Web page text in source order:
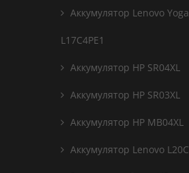
Аккумулятор Lenovo
L17C4PE1
Аккумулятор HP SR04XL
Аккумулятор HP SR03XL
Аккумулятор HP MB04XL
Аккумулятор Lenovo